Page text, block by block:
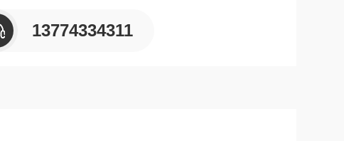
13774334311